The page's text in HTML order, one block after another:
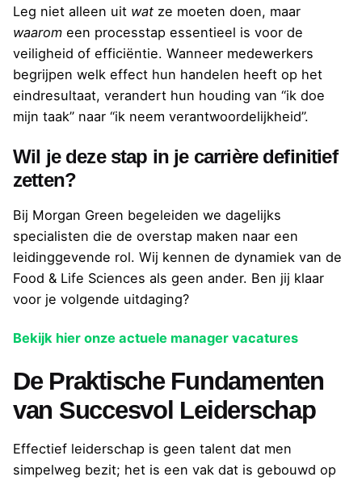
Leg niet alleen uit wat ze moeten doen, maar
waarom een processtap essentieel is voor de
veiligheid of efficiëntie. Wanneer medewerkers
begrijpen welk effect hun handelen heeft op het
eindresultaat, verandert hun houding van “ik doe
mijn taak” naar “ik neem verantwoordelijkheid”.
Wil je deze stap in je carrière definitief
zetten?
Bij Morgan Green begeleiden we dagelijks
specialisten die de overstap maken naar een
leidinggevende rol. Wij kennen de dynamiek van de
Food & Life Sciences als geen ander. Ben jij klaar
voor je volgende uitdaging?
Bekijk hier onze actuele manager vacatures
De Praktische Fundamenten
van Succesvol Leiderschap
Effectief leiderschap is geen talent dat men
simpelweg bezit; het is een vak dat is gebouwd op